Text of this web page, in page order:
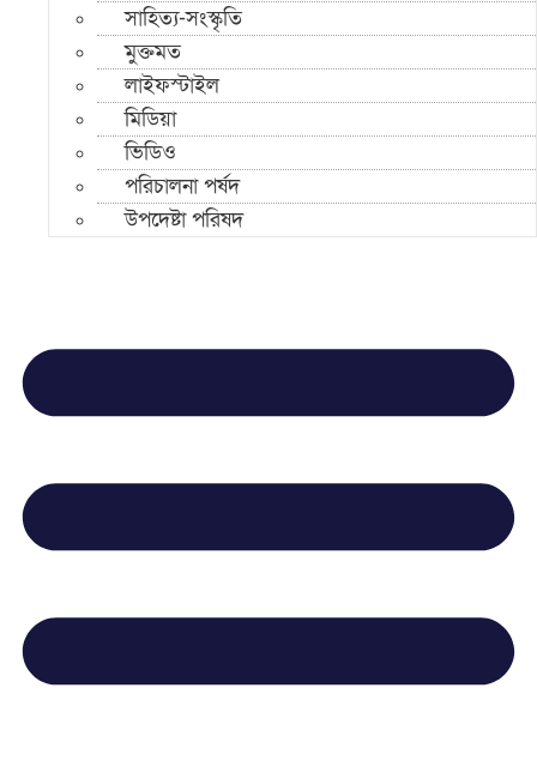
সাহিত্য-সংস্কৃতি
মুক্তমত
লাইফস্টাইল
মিডিয়া
ভিডিও
পরিচালনা পর্ষদ
উপদেষ্টা পরিষদ